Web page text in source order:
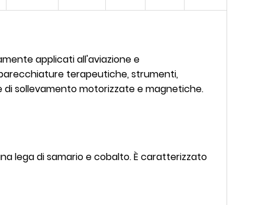
applicati all'aviazione e
terapeutiche, strumenti,
di sollevamento motorizzate e magnetiche.
lega di samario e cobalto. È caratterizzato